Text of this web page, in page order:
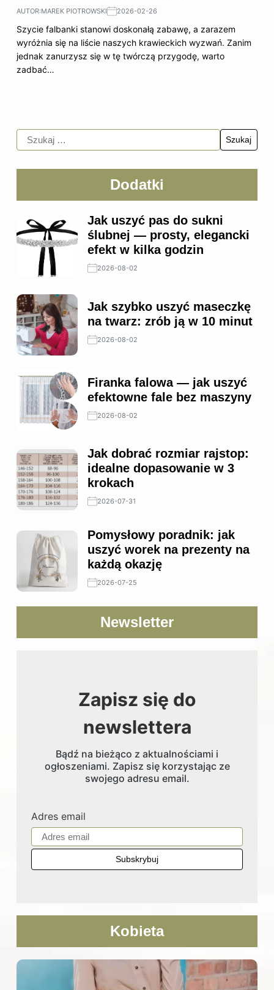
AUTOR:MAREK PIOTROWSKI 2026-02-26
Szycie falbanki stanowi doskonałą zabawę, a zarazem
wyróżnia się na liście naszych krawieckich wyzwań. Zanim
jednak zanurzysz się w tę twórczą przygodę, warto
zadbać…
Dodatki
Jak uszyć pas do sukni
ślubnej — prosty, elegancki
efekt w kilka godzin
2026-08-02
Jak szybko uszyć maseczkę
na twarz: zrób ją w 10 minut
2026-08-02
Firanka falowa — jak uszyć
efektowne fale bez maszyny
2026-08-02
Jak dobrać rozmiar rajstop:
idealne dopasowanie w 3
krokach
2026-07-31
Pomysłowy poradnik: jak
uszyć worek na prezenty na
każdą okazję
2026-07-25
Newsletter
Zapisz się do
newslettera
Bądź na bieżąco z aktualnościami i
ogłoszeniami. Zapisz się korzystając ze
swojego adresu email.
Adres email
Kobieta